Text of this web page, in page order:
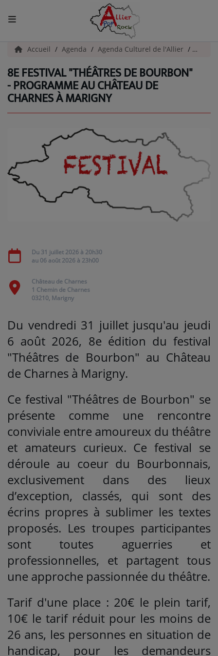
ACCUEIL
Actualités
INFOS - ALLIER
INFOS POP ROCK
La Radio
EMISSIONS
PODCASTS
Agenda
Titres diffusés
Se connecter
Accueil Agenda Agenda Culturel de l'Allier 8e
8E FESTIVAL "THÉÂTRES DE BOURBON"
- PROGRAMME AU CHÂTEAU DE
CHARNES À MARIGNY
Du 31 juillet 2026 à 20h30
au 06 août 2026 à 23h00
Château de Charnes
1 Chemin de Charnes
03210, Marigny
Du vendredi 31 juillet jusqu'au jeudi
6 août 2026, 8e édition du festival
"Théâtres de Bourbon" au Château
de Charnes à Marigny.
Ce festival "Théâtres de Bourbon" se
présente comme une rencontre
conviviale entre amoureux du théâtre
et amateurs curieux. Ce festival se
déroule au coeur du Bourbonnais,
exclusivement dans des lieux
d’exception, classés, qui sont des
écrins propres à sublimer les textes
proposés. Les troupes participantes
sont toutes aguerries et
professionnelles, et partagent tous
une approche passionnée du théâtre.
Tarif d'une place : 20€ le plein tarif,
10€ le tarif réduit pour les moins de
26 ans, les personnes en situation de
handicap, pour les demandeurs